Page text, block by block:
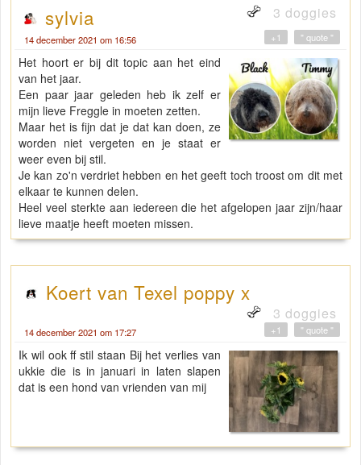
sylvia 3 doggies
14 december 2021 om 16:56 " quote "
+1
Het hoort er bij dit topic aan het eind
van het jaar.
Een paar jaar geleden heb ik zelf er
mijn lieve Freggle in moeten zetten.
Maar het is fijn dat je dat kan doen, ze
worden niet vergeten en je staat er
weer even bij stil.
Je kan zo'n verdriet hebben en het geeft toch troost om dit met
elkaar te kunnen delen.
Heel veel sterkte aan iedereen die het afgelopen jaar zijn/haar
lieve maatje heeft moeten missen.
Koert van Texel poppy x
3 doggies
14 december 2021 om 17:27 " quote "
+1
Ik wil ook ff stil staan Bij het verlies van
ukkie die is in januari in laten slapen
dat is een hond van vrienden van mij